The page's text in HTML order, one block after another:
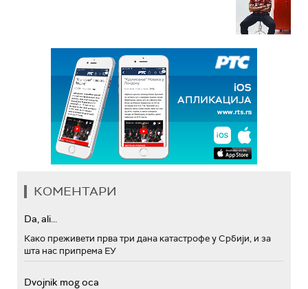
КОМЕНТАРИ
Da, ali...
Како преживети прва три дана катастрофе у Србији, и за
шта нас припрема ЕУ
Dvojnik mog oca